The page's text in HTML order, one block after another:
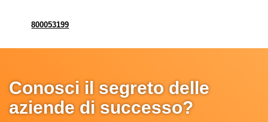
800053199
Conosci il segreto delle
aziende di successo?